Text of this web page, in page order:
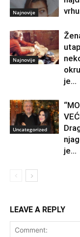
Najnovije
Najnovije
je...
Uncategorized
je...
LEAVE A REPLY